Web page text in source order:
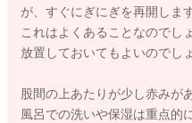
が、すぐにぎにぎを再開しま
これはよくあることなのでし
放置しておいてもよいのでし
股間の上あたりが少し赤み
風呂での洗いや保湿は重点的